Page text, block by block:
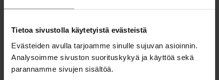
Tietoa sivustolla käytetyistä evästeistä
Evästeiden avulla tarjoamme sinulle sujuvan asioinnin.
Analysoimme sivuston suorituskykyä ja käyttöä sekä
parannamme sivujen sisältöä.
Välineitä raha-asioiden puheeksi ottamiseen
Välineitä asiakkaan taloustilanteen
selvittämiseen
Välineitä asiakkaan velkatilanteen
selvittämiseen